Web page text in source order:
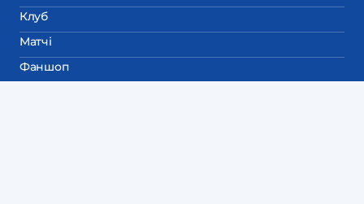
Клуб
Матчі
Фаншоп